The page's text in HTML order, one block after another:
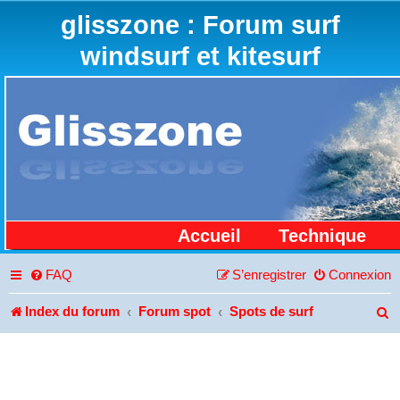
glisszone : Forum surf
windsurf et kitesurf
Accueil Technique
FAQ Connexion
S’enregistrer
Index du forum Forum spot Spots de surf